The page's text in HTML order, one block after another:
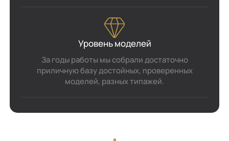
Уровень моделей
За годы работы мы собрали достаточно
приличную базу достойных, проверенных
моделей, разных типажей.